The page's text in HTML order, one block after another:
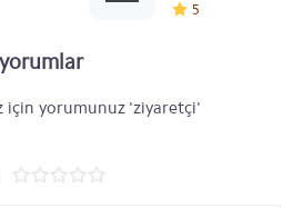
5
yorumlar
için yorumunuz 'ziyaretçi'